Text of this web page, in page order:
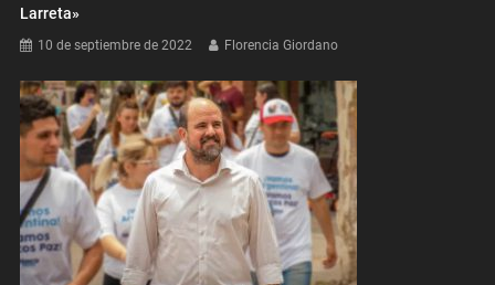
Larreta»
10 de septiembre de 2022 Florencia Giordano